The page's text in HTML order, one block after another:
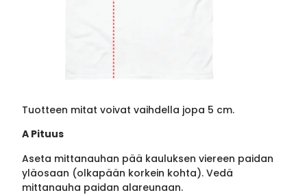
Tuotteen mitat voivat vaihdella jopa 5 cm.
A Pituus
Aseta mittanauhan pää kauluksen viereen paidan
yläosaan (olkapään korkein kohta). Vedä
mittanauha paidan alareunaan.